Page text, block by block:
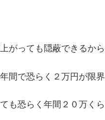
がっても隠蔽できるか
間で恐らく２万円が限
も恐らく年間２０万く